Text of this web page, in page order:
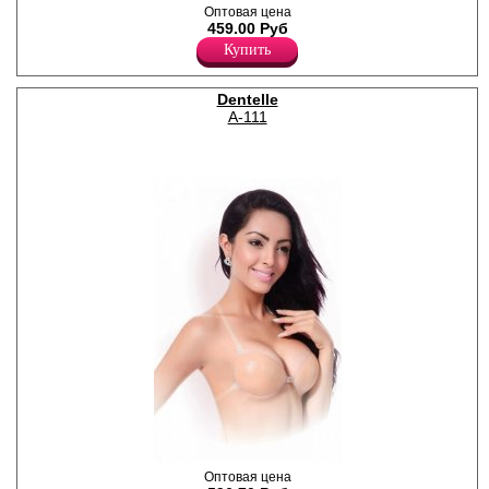
Бюстгальтер из гладкой
ткани с внешней стороны и
клейкого силиконового слоя
с внутренней. Посадку
можно изменять благодаря
шнуровке между чашек. На
внутреннем слое имеется
множество пор, которые
Оптовая цена
459.00 Руб
Купить
Dentelle
A-111
Силиконовый бюстгальтер,
Оптовая цена